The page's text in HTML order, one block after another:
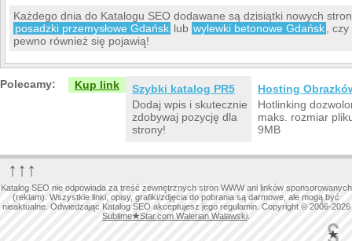
Każdego dnia do Katalogu SEO dodawane są dzisiątki nowych
posadzki przemysłowe Gdańsk lub wylewki betonowe Gdańsk
,
pewno również się pojawią!
Polecamy: Kup link
Szybki katalog PR5
Dodaj wpis i skutecznie
zdobywaj pozycję dla
strony!
Hosting
Hotlinking
maks. rozmiar
9MB
↑↑↑
Katalog SEO nie odpowiada za treść zewnętrznych stron WWW ani linków sponsorowanych
(reklam). Wszystkie linki, opisy, grafiki/zdjęcia do pobrania są darmowe, ale mogą być
nieaktualne. Odwiedzając Katalog SEO akceptujesz jego regulamin. Copyright © 2006-2026
Sublime★Star.com Walerian Walawski